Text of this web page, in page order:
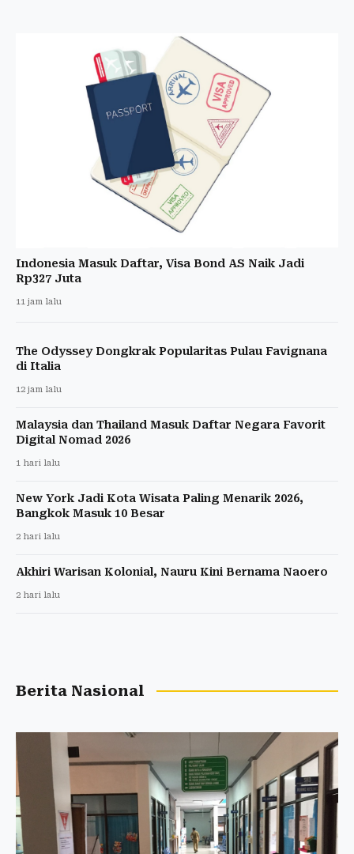
Indonesia Masuk Daftar, Visa Bond AS Naik Jadi
Rp327 Juta
11 jam lalu
The Odyssey Dongkrak Popularitas Pulau Favignana
di Italia
12 jam lalu
Malaysia dan Thailand Masuk Daftar Negara Favorit
Digital Nomad 2026
1 hari lalu
New York Jadi Kota Wisata Paling Menarik 2026,
Bangkok Masuk 10 Besar
2 hari lalu
Akhiri Warisan Kolonial, Nauru Kini Bernama Naoero
2 hari lalu
Berita Nasional